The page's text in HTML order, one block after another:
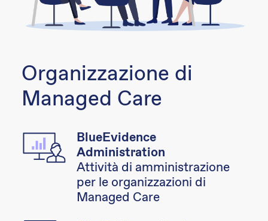
Organizzazione di
Managed Care
BlueEvidence
Administration
Attività di amministrazione
per le organizzazioni di
Managed Care